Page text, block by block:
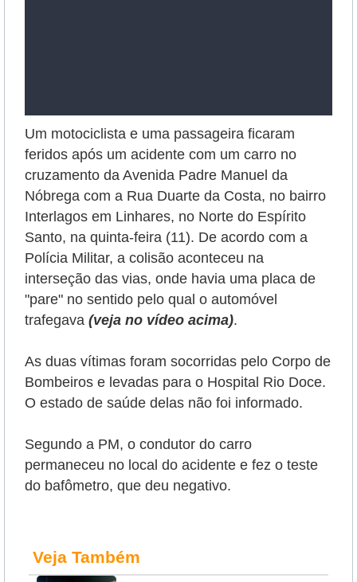
Um motociclista e uma passageira ficaram
feridos após um acidente com um carro no
cruzamento da Avenida Padre Manuel da
Nóbrega com a Rua Duarte da Costa, no bairro
Interlagos em Linhares, no Norte do Espírito
Santo, na quinta-feira (11). De acordo com a
Polícia Militar, a colisão aconteceu na
interseção das vias, onde havia uma placa de
"pare" no sentido pelo qual o automóvel
trafegava (veja no vídeo acima).
As duas vítimas foram socorridas pelo Corpo de
Bombeiros e levadas para o Hospital Rio Doce.
O estado de saúde delas não foi informado.
Segundo a PM, o condutor do carro
permaneceu no local do acidente e fez o teste
do bafômetro, que deu negativo.
Veja Também